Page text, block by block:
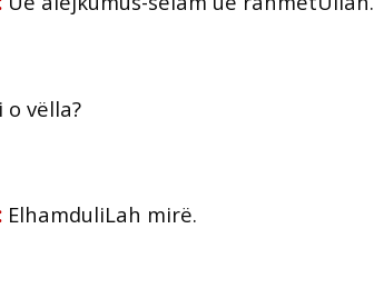
o vëlla?
ElhamduliLah mirë.